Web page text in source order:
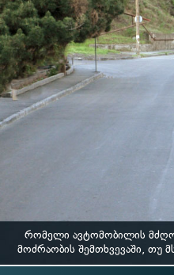
რომელი ავტომობილის
მოძრაობის შემთხვევაში, თუ